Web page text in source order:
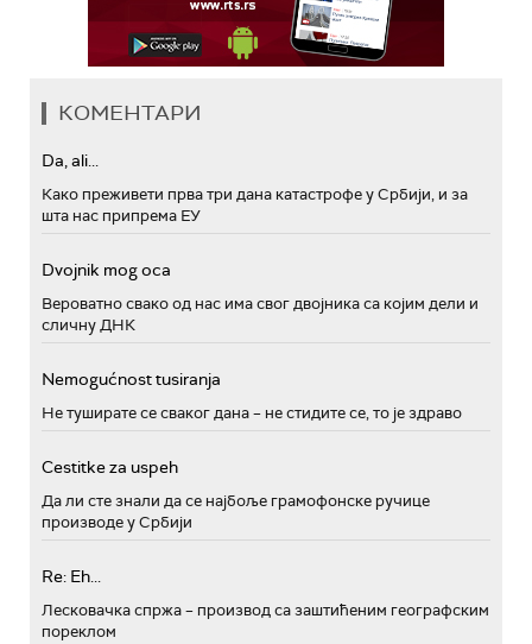
КОМЕНТАРИ
Da, ali...
Како преживети прва три дана катастрофе у Србији, и за
шта нас припрема ЕУ
Dvojnik mog oca
Вероватно свако од нас има свог двојника са којим дели и
сличну ДНК
Nemogućnost tusiranja
Не туширате се сваког дана – не стидите се, то је здраво
Cestitke za uspeh
Да ли сте знали да се најбоље грамофонске ручице
производе у Србији
Re: Eh...
Лесковачка спржа – производ са заштићеним географским
пореклом